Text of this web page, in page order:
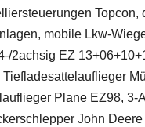
mobile Lkw-
2achsig EZ
Plane EZ98,
John